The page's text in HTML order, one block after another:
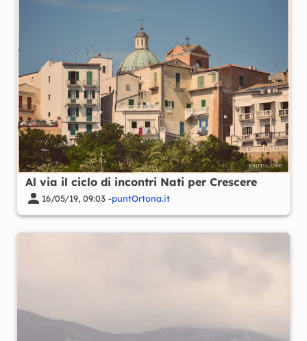
Al via il ciclo di incontri Nati per Crescere
16/05/19, 09:03 -puntOrtona.it